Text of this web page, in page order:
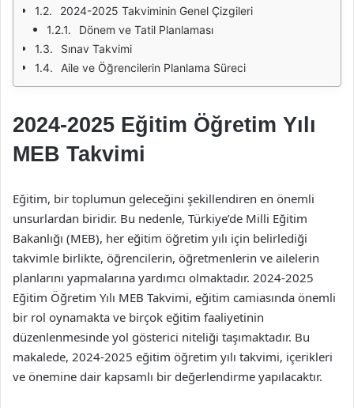
2024-2025 Takviminin Genel Çizgileri
Dönem ve Tatil Planlaması
Sınav Takvimi
Aile ve Öğrencilerin Planlama Süreci
2024-2025 Eğitim Öğretim Yılı
MEB Takvimi
Eğitim, bir toplumun geleceğini şekillendiren en önemli
unsurlardan biridir. Bu nedenle, Türkiye’de Milli Eğitim
Bakanlığı (MEB), her eğitim öğretim yılı için belirlediği
takvimle birlikte, öğrencilerin, öğretmenlerin ve ailelerin
planlarını yapmalarına yardımcı olmaktadır. 2024-2025
Eğitim Öğretim Yılı MEB Takvimi, eğitim camiasında önemli
bir rol oynamakta ve birçok eğitim faaliyetinin
düzenlenmesinde yol gösterici niteliği taşımaktadır. Bu
makalede, 2024-2025 eğitim öğretim yılı takvimi, içerikleri
ve önemine dair kapsamlı bir değerlendirme yapılacaktır.